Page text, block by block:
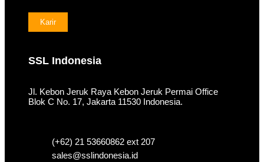
Karir
SSL Indonesia
Jl. Kebon Jeruk Raya Kebon Jeruk Permai Office
Blok C No. 17, Jakarta 11530 Indonesia.
(+62) 21 53660862 ext 207
sales@sslindonesia.id